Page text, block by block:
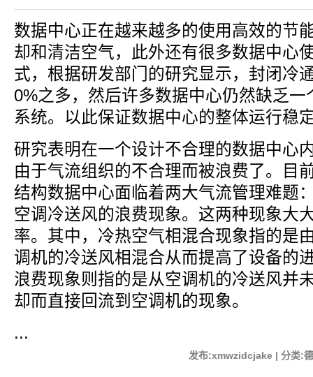
数据中心正在越来越多的使用高效的节
却和清洁空气，此外还有很多数据中心
式，根据研发部门的研究显示，封闭冷
0%之多，然后许多数据中心仍然缺乏
系统。以此保证数据中心的整体运行稳
研究表明在一个设计不合理的数据中心
由于气流组织的不合理而被浪费了。目
结构数据中心面临着两大气流管理难题
空调冷送风的浪费现象。这两种现象大
率。其中，冷热空气相混合现象指的是
调机的冷送风相混合从而提高了设备的
浪费现象则指的是从空调机的冷送风并
却而直接回流到空调机的现象。
...
发布:xmwzidcjake | 分类: